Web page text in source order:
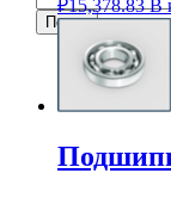
₽15,378.83 В